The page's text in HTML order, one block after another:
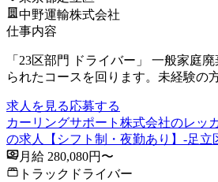
中野運輸株式会社
仕事内容
「23区部門 ドライバー」 一般家庭
られたコースを回ります。未経験の
求人を見る応募する
カーリングサポート株式会社のレッ
の求人【シフト制・夜勤あり】-足立
月給 280,080円〜
トラックドライバー